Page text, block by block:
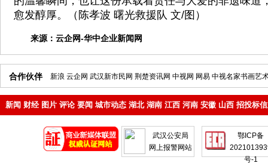
愈发醇厚。（陈孝波 曙光救援队 文/图）
来源： 云企网-华中企业新闻网
合作伙伴 新浪 云企网 武汉新市民网 荆楚资讯网 中视网 网易 中视名家书画艺
新闻 财经 图片 评论 要闻 城市动态 湖北 湖南 江西 河南 安徽 山西 招投标
武汉公安局
网上报警网站
鄂ICP备
号-1